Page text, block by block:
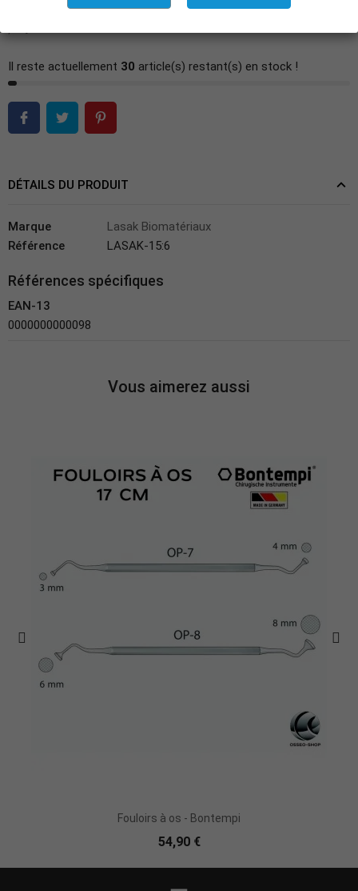
Il reste actuellement 30 article(s) restant(s) en stock !
DÉTAILS DU PRODUIT
Marque
Lasak Biomatériaux
Référence
LASAK-15:6
Références spécifiques
EAN-13
0000000000098
Vous aimerez aussi
Fouloirs à os - Bontempi
54,90 €